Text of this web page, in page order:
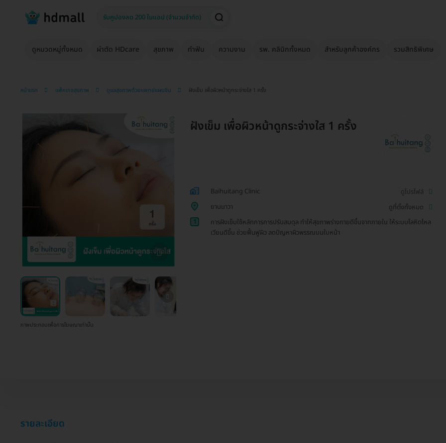
ดูหมวดหมู่ทั้งหมด ผ่าตัด HDcare สุขภาพ ทำฟัน ความงาม รพ. คลินิกทั้งหมด สำหรับลูกค้าองค์กร รวมสิทธิพิเศษ
หน้าแรก แพ็กเกจสุขภาพ ดูแลสุขภาพด้วยแพทย์แผนจีน ฝังเข็ม เพื่อผิวหน้าดูกระจ่างใส 1 ครั้ง
ภาพประกอบเพื่อการโฆษณาเท่านั้น
ฝังเข็ม เพื่อผิวหน้าดูกระจ่างใส 1 ครั้ง
Baihuitang Clinic
ดูโปรไฟล์
ยานนาวา
ดูที่ตั้งทั้งหมด
1
การฝังเข็มใช้หลักการการปรับสมดุล ทำให้สุขภาพร่างกายดีขึ้นจากภายใน ให้ระบบโลหิตไหล
เวียนดีขึ้น ช่วยฟื้นฟูผิว ลดปัญหาผิวพรรณบนใบหน้า
รายละเอียด